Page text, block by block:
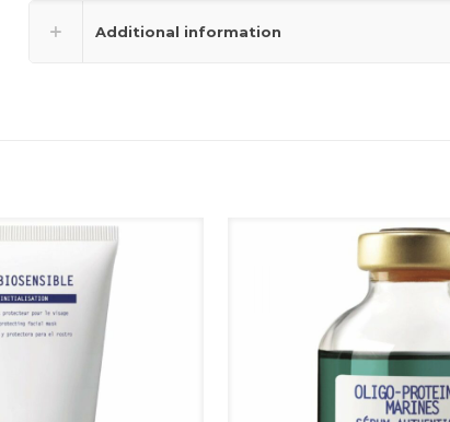
Additional information